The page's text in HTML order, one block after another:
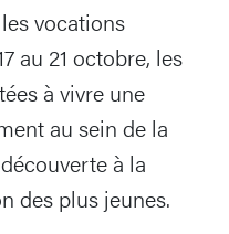
vocations
au 21 octobre, les
à vivre une
au sein de la
à la
des plus jeunes.